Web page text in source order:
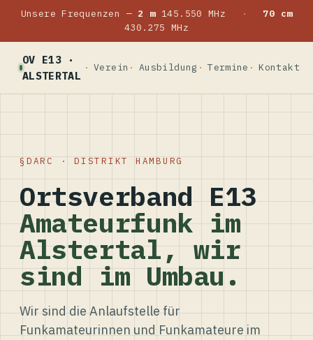
Unsere Frequenzen — 2 m145.550 MHz ·
70 cm
430.275 MHz
OV E13 ·
ALSTERTAL
Verein Ausbildung Termine Kontakt
DARC · DISTRIKT HAMBURG
Ortsverband E13
Amateurfunk im
Alstertal, wir
sind im Umbau.
Wir sind die Anlaufstelle für
Funkamateurinnen und Funkamateure im